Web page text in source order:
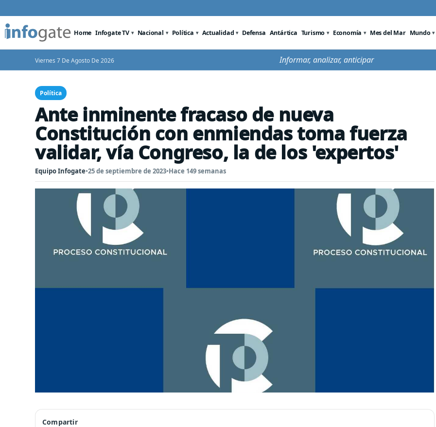
Home Infogate TV Nacional Política Actualidad Defensa Antártica Turismo Economía Mes del Mar Mundo
Viernes 7 De Agosto De 2026 Informar, analizar, anticipar
Política
Ante inminente fracaso de nueva
Constitución con enmiendas toma fuerza
validar, vía Congreso, la de los 'expertos'
Equipo Infogate•25 de septiembre de 2023•Hace 149 semanas
Compartir